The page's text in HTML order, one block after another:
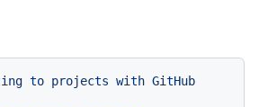
to projects with GitHub